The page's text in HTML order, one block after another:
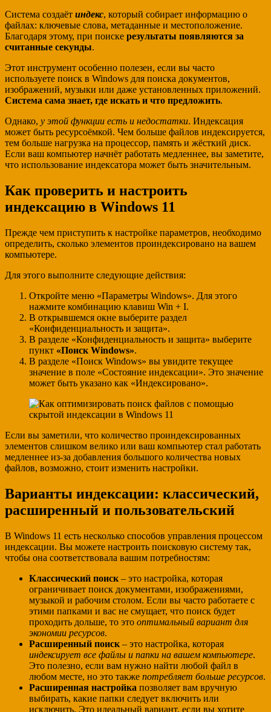
Система создаёт индекс, который собирает информацию о
файлах: ключевые слова, метаданные и местоположение.
Благодаря этому, при поиске результаты появляются за
считанные секунды.
Этот инструмент особенно полезен, если вы часто
используете поиск в Windows для поиска документов,
изображений, музыки или даже установленных приложений.
Система сама знает, где искать и что предложить.
Однако, у этой функции есть и недостатки. Индексация
может быть ресурсоёмкой. Чем больше файлов индексируется,
тем больше нагрузка на процессор, память и жёсткий диск.
Если ваш компьютер начнёт работать медленнее, вы заметите,
что использование индексатора может быть значительным.
Как проверить и настроить
индексацию в Windows 11
Прежде чем приступить к настройке параметров, необходимо
определить, сколько элементов проиндексировано на вашем
компьютере.
Для этого выполните следующие действия:
Откройте меню «Параметры Windows». Для этого
нажмите комбинацию клавиш Win + I.
В открывшемся окне выберите раздел
«Конфиденциальность и защита».
В разделе «Конфиденциальность и защита» выберите
пункт «Поиск Windows».
В разделе «Поиск Windows» вы увидите текущее
значение в поле «Состояние индексации». Это значение
может быть указано как «Индексировано».
Если вы заметили, что количество проиндексированных
элементов слишком велико или ваш компьютер стал работать
медленнее из-за добавления большого количества новых
файлов, возможно, стоит изменить настройки.
Варианты индексации: классический,
расширенный и пользовательский
В Windows 11 есть несколько способов управления процессом
индексации. Вы можете настроить поисковую систему так,
чтобы она соответствовала вашим потребностям:
Классический поиск – это настройка, которая
ограничивает поиск документами, изображениями,
музыкой и рабочим столом. Если вы часто работаете с
этими папками и вас не смущает, что поиск будет
проходить дольше, то это оптимальный вариант для
экономии ресурсов.
Расширенный поиск – это настройка, которая
индексирует все файлы и папки на вашем компьютере.
Это полезно, если вам нужно найти любой файл в
любом месте, но это также потребляет больше ресурсов.
Расширенная настройка позволяет вам вручную
выбирать, какие папки следует включить или
исключить. Это идеальный вариант, если вы хотите